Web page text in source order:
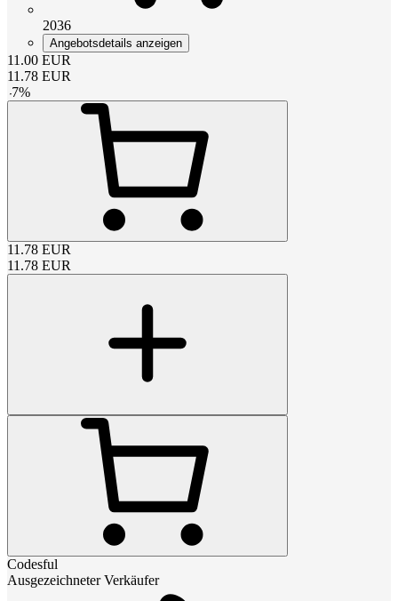
2036
Angebotsdetails anzeigen
11.00 EUR
11.78 EUR
-7%
11.78 EUR
11.78 EUR
Codesful
Ausgezeichneter Verkäufer